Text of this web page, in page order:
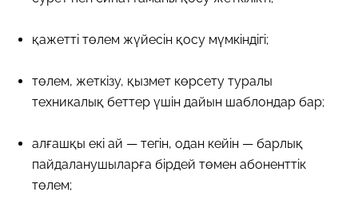
қажетті төлем жүйесін қосу мүмкіндігі;
төлем, жеткізу, қызмет көрсету туралы
техникалық беттер үшін дайын шаблондар бар;
алғашқы екі ай — тегін, одан кейін — барлық
пайдаланушыларға бірдей төмен абоненттік
төлем;